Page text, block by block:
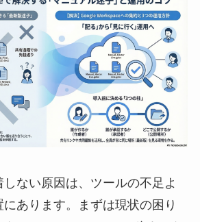
ない原因は、ツールの不足よ
にあります。まずは現状の困り